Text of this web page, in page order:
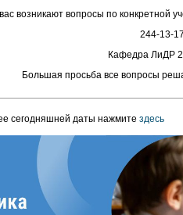
возникают вопросы по
244-13-
Кафедра ЛиДР
Большая просьба все вопросы
сегодняшней даты нажмите здесь